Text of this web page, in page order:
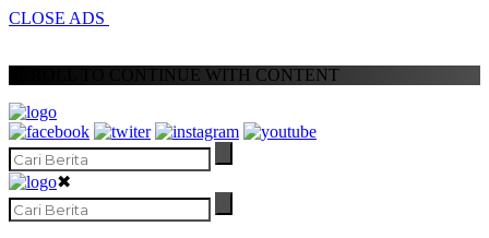
CLOSE ADS
SCROLL TO CONTINUE WITH CONTENT
✖